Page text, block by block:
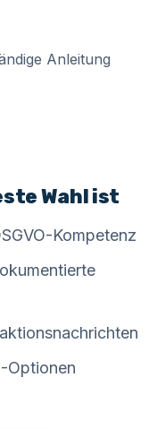
Wahl ist
Kompetenz
Optionen